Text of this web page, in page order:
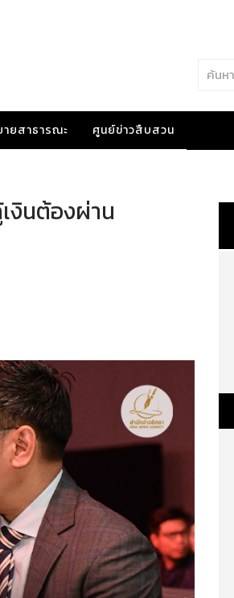
ยสาธารณะ ศูนย์ข่าวสืบสวน
งินต้องผ่าน